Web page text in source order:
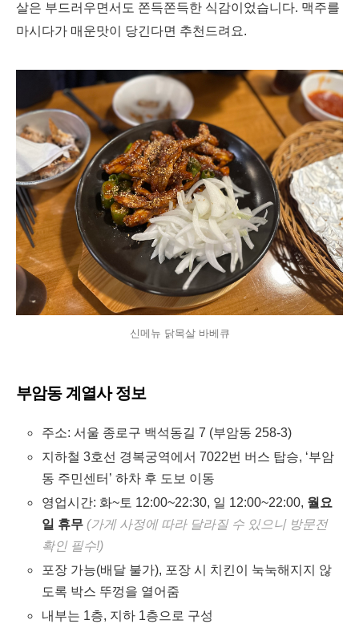
살은 부드러우면서도 쫀득쫀득한 식감이었습니다. 맥주를
마시다가 매운맛이 당긴다면 추천드려요.
신메뉴 닭목살 바베큐
부암동 계열사 정보
주소: 서울 종로구 백석동길 7 (부암동 258-3)
지하철 3호선 경복궁역에서 7022번 버스 탑승, ‘부암
동 주민센터’ 하차 후 도보 이동
영업시간: 화~토 12:00~22:30, 일 12:00~22:00, 월요
일 휴무 (가게 사정에 따라 달라질 수 있으니 방문전
확인 필수!)
포장 가능(배달 불가), 포장 시 치킨이 눅눅해지지 않
도록 박스 뚜껑을 열어줌
내부는 1층, 지하 1층으로 구성